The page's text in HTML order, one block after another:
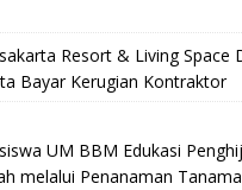
Resort & Living Space
Bayar Kerugian Kontraktor
UM BBM Edukasi
melalui Penanaman